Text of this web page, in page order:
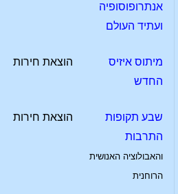
אנתרופוסופיה
ועתיד העולם
מיתוס איזיס
החדש
הוצאת חירות
שבע תקופות
התרבות
והאבולוציה האנושית
הרוחנית
הוצאת חירות